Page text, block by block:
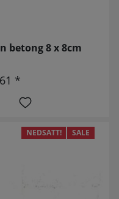
betong 8 x 8cm
*
NEDSATT! SALE